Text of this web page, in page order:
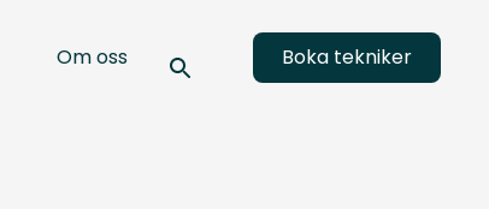
Om oss Boka tekniker